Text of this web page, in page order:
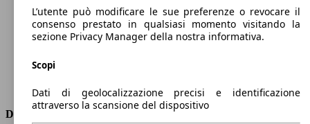
Coppia
220 nm
Cilindrata
1499 ccm
Carburante
Benzina
Trasmissione
Dimensioni
L’utente può modificare le sue preferenze o revocare il
consenso prestato in qualsiasi momento visitando la
sezione Privacy Manager della nostra informativa.
Scopi
Dati di geolocalizzazione precisi e identificazione
attraverso la scansione del dispositivo